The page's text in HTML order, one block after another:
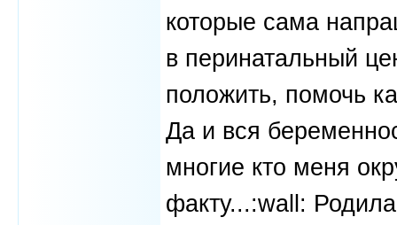
которые сама
в перинатальный
положить, помочь
Да и вся
многие кто меня
факту...:wall: